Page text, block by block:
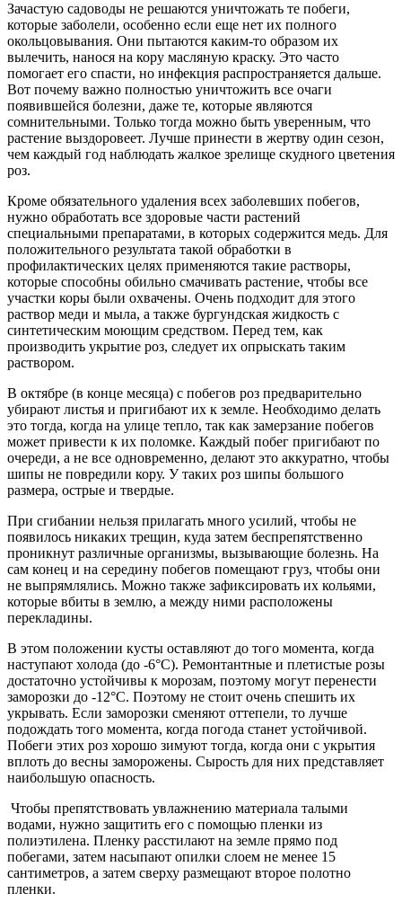
Зачастую садоводы не решаются уничтожать те побеги,
которые заболели, особенно если еще нет их полного
окольцовывания. Они пытаются каким-то образом их
вылечить, нанося на кору масляную краску. Это часто
помогает его спасти, но инфекция распространяется дальше.
Вот почему важно полностью уничтожить все очаги
появившейся болезни, даже те, которые являются
сомнительными. Только тогда можно быть уверенным, что
растение выздоровеет. Лучше принести в жертву один сезон,
чем каждый год наблюдать жалкое зрелище скудного цветения
роз.
Кроме обязательного удаления всех заболевших побегов,
нужно обработать все здоровые части растений
специальными препаратами, в которых содержится медь. Для
положительного результата такой обработки в
профилактических целях применяются такие растворы,
которые способны обильно смачивать растение, чтобы все
участки коры были охвачены. Очень подходит для этого
раствор меди и мыла, а также бургундская жидкость с
синтетическим моющим средством. Перед тем, как
производить укрытие роз, следует их опрыскать таким
раствором.
В октябре (в конце месяца) с побегов роз предварительно
убирают листья и пригибают их к земле. Необходимо делать
это тогда, когда на улице тепло, так как замерзание побегов
может привести к их поломке. Каждый побег пригибают по
очереди, а не все одновременно, делают это аккуратно, чтобы
шипы не повредили кору. У таких роз шипы большого
размера, острые и твердые.
При сгибании нельзя прилагать много усилий, чтобы не
появилось никаких трещин, куда затем беспрепятственно
проникнут различные организмы, вызывающие болезнь. На
сам конец и на середину побегов помещают груз, чтобы они
не выпрямлялись. Можно также зафиксировать их кольями,
которые вбиты в землю, а между ними расположены
перекладины.
В этом положении кусты оставляют до того момента, когда
наступают холода (до -6°С). Ремонтантные и плетистые розы
достаточно устойчивы к морозам, поэтому могут перенести
заморозки до -12°С. Поэтому не стоит очень спешить их
укрывать. Если заморозки сменяют оттепели, то лучше
подождать того момента, когда погода станет устойчивой.
Побеги этих роз хорошо зимуют тогда, когда они с укрытия
вплоть до весны заморожены. Сырость для них представляет
наибольшую опасность.
Чтобы препятствовать увлажнению материала талыми
водами, нужно защитить его с помощью пленки из
полиэтилена. Пленку расстилают на земле прямо под
побегами, затем насыпают опилки слоем не менее 15
сантиметров, а затем сверху размещают второе полотно
пленки.